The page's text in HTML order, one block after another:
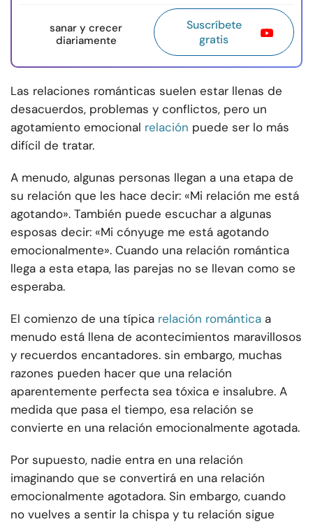
sanar y crecer
diariamente
Suscríbete
gratis
Las relaciones románticas suelen estar llenas de
desacuerdos, problemas y conflictos, pero un
agotamiento emocional relación puede ser lo más
difícil de tratar.
A menudo, algunas personas llegan a una etapa de
su relación que les hace decir: «Mi relación me está
agotando». También puede escuchar a algunas
esposas decir: «Mi cónyuge me está agotando
emocionalmente». Cuando una relación romántica
llega a esta etapa, las parejas no se llevan como se
esperaba.
El comienzo de una típica relación romántica a
menudo está llena de acontecimientos maravillosos
y recuerdos encantadores. sin embargo, muchas
razones pueden hacer que una relación
aparentemente perfecta sea tóxica e insalubre. A
medida que pasa el tiempo, esa relación se
convierte en una relación emocionalmente agotada.
Por supuesto, nadie entra en una relación
imaginando que se convertirá en una relación
emocionalmente agotadora. Sin embargo, cuando
no vuelves a sentir la chispa y tu relación sigue